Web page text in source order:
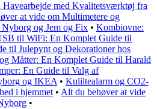
Havearbejde med Kvalitetsværktøj fra
at vide om Multimetere og
og Jem og Fix • Kombiovne:
til WiFi: En Komplet Guide til
til Julepynt og Dekorationer hos
Måtter: En Komplet Guide til Harald
En Guide til Valg af
og IKEA• Kuliltealarm og CO2-
i hjemmet• Alt du behøver at vide
•